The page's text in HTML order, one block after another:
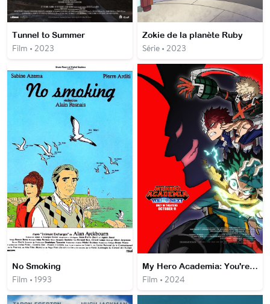
Tunnel to Summer
Film • 2023
Zokie de la planète Ruby
Série • 2023
No Smoking
Film • 1993
My Hero Academia: You're Next
Film • 2024